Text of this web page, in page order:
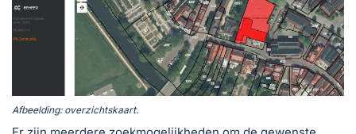
Afbeelding: overzichtskaart.